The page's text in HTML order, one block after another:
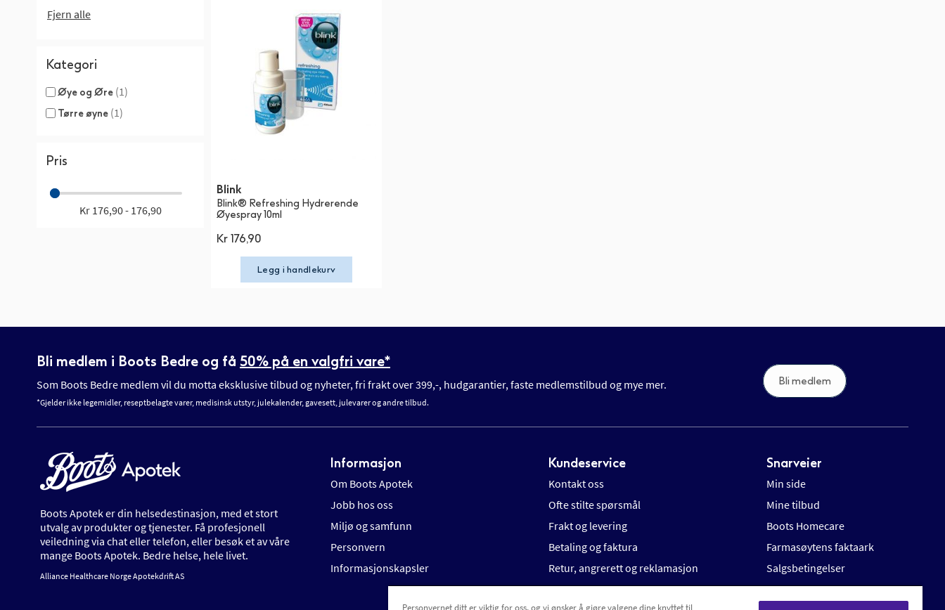
Fjern alle
Kategori
Øye og Øre (1)
Tørre øyne (1)
Pris
Kr 176,90 - 176,90
Blink
Blink® Refreshing Hydrerende
Øyespray 10ml
Kr 176,90
Legg i handlekurv
Bli medlem i Boots Bedre og få 50% på en valgfri vare*
Som Boots Bedre medlem vil du motta eksklusive tilbud og nyheter, fri frakt over 399,-, hudgarantier, faste medlemstilbud og mye mer.
*Gjelder ikke legemidler, reseptbelagte varer, medisinsk utstyr, julekalender, gavesett, julevarer og andre tilbud.
Bli medlem
Boots Apotek er din helsedestinasjon, med et stort
utvalg av produkter og tjenester. Få profesjonell
veiledning via chat eller telefon, eller besøk et av våre
mange Boots Apotek. Bedre helse, hele livet.
Alliance Healthcare Norge Apotekdrift AS
Informasjon
Om Boots Apotek
Jobb hos oss
Miljø og samfunn
Personvern
Informasjonskapsler
Kundeservice
Kontakt oss
Ofte stilte spørsmål
Frakt og levering
Betaling og faktura
Retur, angrerett og reklamasjon
Snarveier
Min side
Mine tilbud
Boots Homecare
Farmasøytens faktaark
Salgsbetingelser
Personvernet ditt er viktig for oss, og vi ønsker å gjøre valgene dine knyttet til